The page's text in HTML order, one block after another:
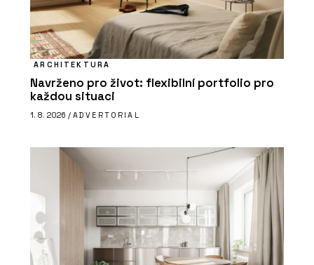
ARCHITEKTURA
Navrženo pro život: flexibilní portfolio pro
každou situaci
1. 8. 2026 / ADVERTORIAL